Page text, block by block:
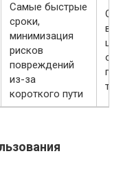
Самые быстрые
сроки,
минимизация
рисков
повреждений
из-за
короткого пути
по